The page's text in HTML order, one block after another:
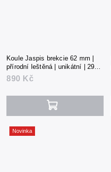
Koule Jaspis brekcie 62 mm |
přírodní leštěná | unikátní | 295 g
| Čína
890 Kč
Novinka